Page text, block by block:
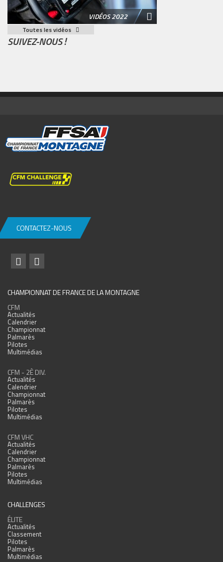
VIDÉOS 2022
Toutes les vidéos
SUIVEZ-NOUS !
CONTACTEZ-NOUS
CHAMPIONNAT DE FRANCE DE LA MONTAGNE
CFM
Actualités
Calendrier
Championnat
Palmarès
Pilotes
Multimédias
CFM - 2È DIV.
Actualités
Calendrier
Championnat
Palmarès
Pilotes
Multimédias
CFM VHC
Actualités
Calendrier
Championnat
Palmarès
Pilotes
Multimédias
CHALLENGES
ÉLITE
Actualités
Classement
Pilotes
Palmarès
Multimédias